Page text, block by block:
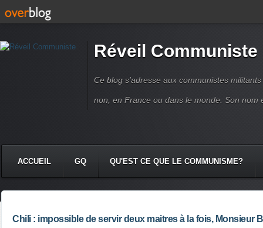
Réveil Communiste
Ce blog s'adresse aux communistes
non, en France ou dans le monde. Son nom
ACCUEIL GQ QU'EST CE QUE LE COMMUNISME?
Chili : impossible de servir deux maitres à la fois, Monsieur